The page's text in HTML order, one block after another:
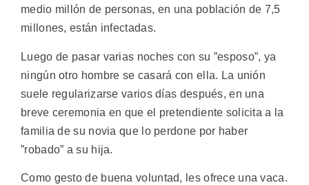
medio millón de personas, en una población de 7,5
millones, están infectadas.
Luego de pasar varias noches con su ”esposo”, ya
ningún otro hombre se casará con ella. La unión
suele regularizarse varios días después, en una
breve ceremonia en que el pretendiente solicita a la
familia de su novia que lo perdone por haber
”robado” a su hija.
Como gesto de buena voluntad, les ofrece una vaca.